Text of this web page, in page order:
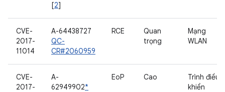
[2]
CVE-
2017-
11014
A-64438727
QC-
CR#2060959
RCE
Quan
trọng
Mạng
WLAN
CVE-
2017-
A-
62949902*
EoP Cao
Trình điều
khiển